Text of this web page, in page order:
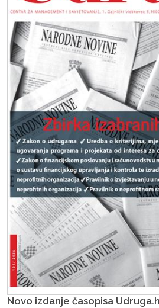
Novo izdanje časopisa